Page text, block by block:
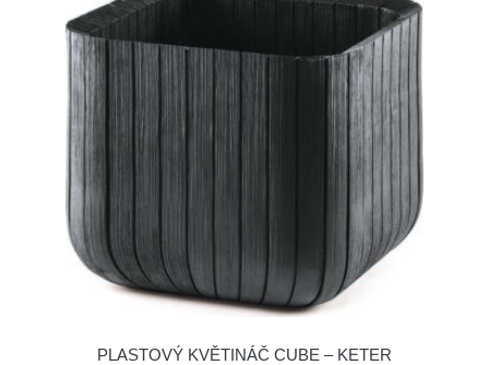
PLASTOVÝ KVĚTINÁČ CUBE – KETER